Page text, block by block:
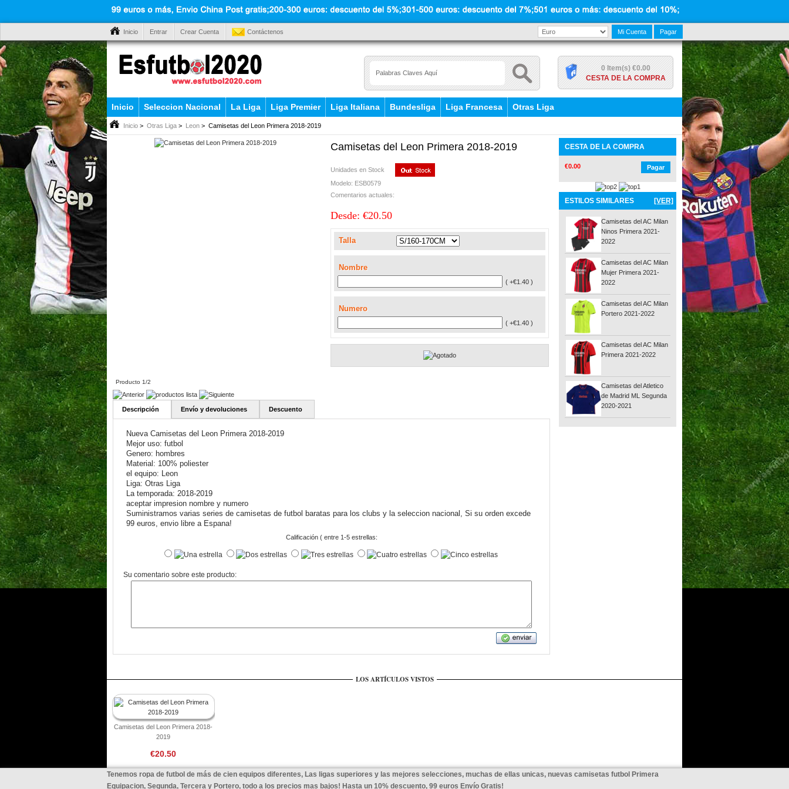
Inicio Entrar Crear Cuenta Contáctenos Pagar
Mi Cuenta
0 Item(s) €0.00
CESTA DE LA COMPRA
Inicio Seleccion Nacional La Liga Liga Premier Liga Italiana Bundesliga Liga Francesa Otras Liga
Inicio > Otras Liga > Leon > Camisetas del Leon Primera 2018-2019
Camisetas del Leon Primera 2018-2019
Unidades en Stock
Modelo: ESB0579
Comentarios actuales:
Desde: €20.50
Talla
Nombre
( +€1.40 )
Numero
( +€1.40 )
Producto 1/2
Descripción Envío y devoluciones Descuento
Nueva Camisetas del Leon Primera 2018-2019
Mejor uso: futbol
Genero: hombres
Material: 100% poliester
el equipo: Leon
Liga: Otras Liga
La temporada: 2018-2019
aceptar impresion nombre y numero
Suministramos varias series de camisetas de futbol baratas para los clubs y la seleccion nacional, Si su orden excede
99 euros, envio libre a Espana!
Calificación ( entre 1-5 estrellas:
Su comentario sobre este producto:
CESTA DE LA COMPRA
€0.00 Pagar
ESTILOS SIMILARES [VER]
Camisetas del AC Milan
Ninos Primera 2021-
2022
Camisetas del AC Milan
Mujer Primera 2021-
2022
Camisetas del AC Milan
Portero 2021-2022
Camisetas del AC Milan
Primera 2021-2022
Camisetas del Atletico
de Madrid ML Segunda
2020-2021
LOS ARTÍCULOS VISTOS
Camisetas del Leon Primera 2018-
2019
€20.50
Tenemos ropa de futbol de más de cien equipos diferentes, Las ligas superiores y las mejores selecciones, muchas de ellas unicas, nuevas camisetas futbol Primera
Equipacion, Segunda, Tercera y Portero, todo a los precios mas bajos! Hasta un 10% descuento, 99 euros Envío Gratis!